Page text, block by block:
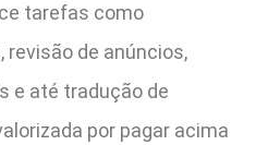
tarefas como
revisão de anúncios,
e até tradução de
por pagar acima